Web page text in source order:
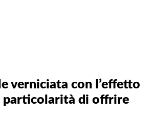
verniciata con l’effetto
particolarità di offrire